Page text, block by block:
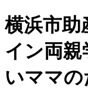
横浜市助
イン両親
いママ